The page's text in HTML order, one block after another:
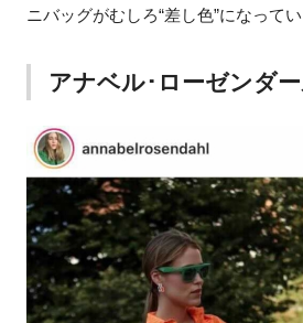
ニバッグがむしろ“差し色”になってい
アナベル･ローゼンダ